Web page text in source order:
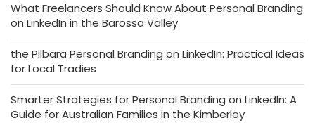
What Freelancers Should Know About Personal Branding
on LinkedIn in the Barossa Valley
the Pilbara Personal Branding on LinkedIn: Practical Ideas
for Local Tradies
Smarter Strategies for Personal Branding on LinkedIn: A
Guide for Australian Families in the Kimberley